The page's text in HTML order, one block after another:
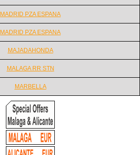
MADRID PZA ESPANA
MADRID PZA ESPANA
MAJADAHONDA
MALAGA RR STN
MARBELLA